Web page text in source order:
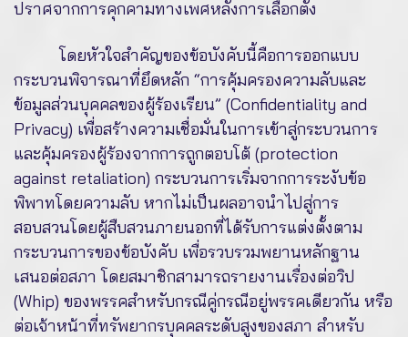
ปราศจากการคุกคามทางเพศหลังการเลือกตั้ง
โดยหัวใจสำคัญของข้อบังคับนี้คือการออกแบบ
กระบวนพิจารณาที่ยึดหลัก “การคุ้มครองความลับและ
ข้อมูลส่วนบุคคลของผู้ร้องเรียน” (Confidentiality and
Privacy) เพื่อสร้างความเชื่อมั่นในการเข้าสู่กระบวนการ
และคุ้มครองผู้ร้องจากการถูกตอบโต้ (protection
against retaliation) กระบวนการเริ่มจากการระงับข้อ
พิพาทโดยความลับ หากไม่เป็นผลอาจนำไปสู่การ
สอบสวนโดยผู้สืบสวนภายนอกที่ได้รับการแต่งตั้งตาม
กระบวนการของข้อบังคับ เพื่อรวบรวมพยานหลักฐาน
เสนอต่อสภา โดยสมาชิกสามารถรายงานเรื่องต่อวิป
(Whip) ของพรรคสำหรับกรณีคู่กรณีอยู่พรรคเดียวกัน หรือ
ต่อเจ้าหน้าที่ทรัพยากรบุคคลระดับสูงของสภา สำหรับ